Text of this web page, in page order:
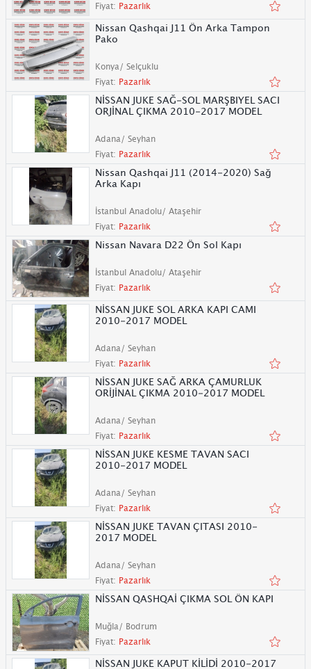
Fiyat: Pazarlık
Nissan Qashqai J11 Ön Arka Tampon
Pako
Konya/ Selçuklu
Fiyat: Pazarlık
NİSSAN JUKE SAĞ-SOL MARŞBIYEL SACI
ORJİNAL ÇIKMA 2010-2017 MODEL
Adana/ Seyhan
Fiyat: Pazarlık
Nissan Qashqai J11 (2014-2020) Sağ
Arka Kapı
İstanbul Anadolu/ Ataşehir
Fiyat: Pazarlık
Nissan Navara D22 Ön Sol Kapı
İstanbul Anadolu/ Ataşehir
Fiyat: Pazarlık
NİSSAN JUKE SOL ARKA KAPI CAMI
2010-2017 MODEL
Adana/ Seyhan
Fiyat: Pazarlık
NİSSAN JUKE SAĞ ARKA ÇAMURLUK
ORİJİNAL ÇIKMA 2010-2017 MODEL
Adana/ Seyhan
Fiyat: Pazarlık
NİSSAN JUKE KESME TAVAN SACI
2010-2017 MODEL
Adana/ Seyhan
Fiyat: Pazarlık
NİSSAN JUKE TAVAN ÇITASI 2010-
2017 MODEL
Adana/ Seyhan
Fiyat: Pazarlık
NİSSAN QASHQAİ ÇIKMA SOL ÖN KAPI
Muğla/ Bodrum
Fiyat: Pazarlık
NİSSAN JUKE KAPUT KİLİDİ 2010-2017